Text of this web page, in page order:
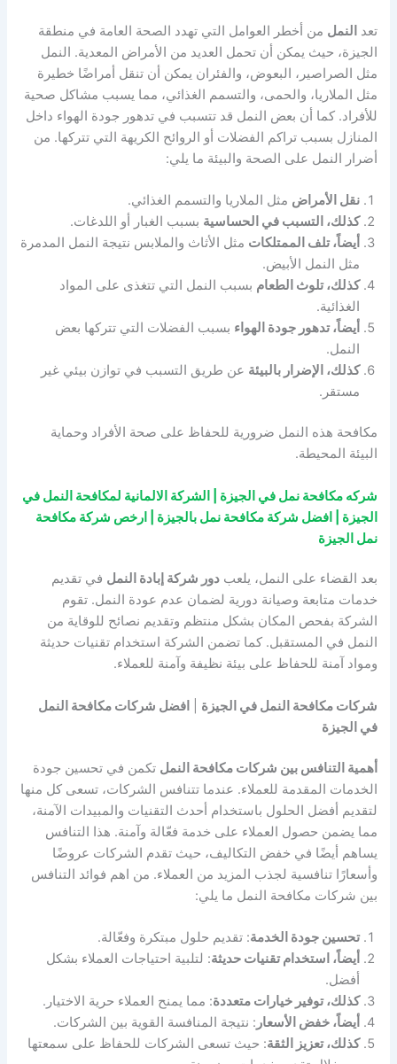
تعد النمل من أخطر العوامل التي تهدد الصحة العامة في منطقة
الجيزة، حيث يمكن أن تحمل العديد من الأمراض المعدية. النمل
مثل الصراصير، البعوض، والفئران يمكن أن تنقل أمراضًا خطيرة
مثل الملاريا، والحمى، والتسمم الغذائي، مما يسبب مشاكل صحية
للأفراد. كما أن بعض النمل قد تتسبب في تدهور جودة الهواء داخل
المنازل بسبب تراكم الفضلات أو الروائح الكريهة التي تتركها. من
أضرار النمل على الصحة والبيئة ما يلي:
نقل الأمراض مثل الملاريا والتسمم الغذائي.
كذلك، التسبب في الحساسية بسبب الغبار أو اللدغات.
أيضاً، تلف الممتلكات مثل الأثاث والملابس نتيجة النمل المدمرة
مثل النمل الأبيض.
كذلك، تلوث الطعام بسبب النمل التي تتغذى على المواد
الغذائية.
أيضاً، تدهور جودة الهواء بسبب الفضلات التي تتركها بعض
النمل.
كذلك، الإضرار بالبيئة عن طريق التسبب في توازن بيئي غير
مستقر.
مكافحة هذه النمل ضرورية للحفاظ على صحة الأفراد وحماية
البيئة المحيطة.
شركه مكافحة نمل في الجيزة | الشركة الالمانية لمكافحة النمل في
الجيزة | افضل شركة مكافحة نمل بالجيزة | ارخص شركة مكافحة
نمل الجيزة
بعد القضاء على النمل، يلعبدور شركة إبادة النمل في تقديم
خدمات متابعة وصيانة دورية لضمان عدم عودة النمل. تقوم
الشركة بفحص المكان بشكل منتظم وتقديم نصائح للوقاية من
النمل في المستقبل. كما تضمن الشركة استخدام تقنيات حديثة
ومواد آمنة للحفاظ على بيئة نظيفة وآمنة للعملاء.
شركات مكافحة النمل في الجيزة
افضل شركات مكافحة النمل
في الجيزة
أهمية التنافس بين شركات مكافحة النمل تكمن في تحسين جودة
الخدمات المقدمة للعملاء. عندما تتنافس الشركات، تسعى كل منها
لتقديم أفضل الحلول باستخدام أحدث التقنيات والمبيدات الآمنة،
مما يضمن حصول العملاء على خدمة فعّالة وآمنة. هذا التنافس
يساهم أيضًا في خفض التكاليف، حيث تقدم الشركات عروضًا
وأسعارًا تنافسية لجذب المزيد من العملاء. من اهم فوائد التنافس
بين شركات مكافحة النمل ما يلي:
تحسين جودة الخدمة: تقديم حلول مبتكرة وفعّالة.
أيضاً، استخدام تقنيات حديثة: لتلبية احتياجات العملاء بشكل
أفضل.
كذلك، توفير خيارات متعددة: مما يمنح العملاء حرية الاختيار.
أيضاً، خفض الأسعار : نتيجة المنافسة القوية بين الشركات.
كذلك، تعزيز الثقة: حيث تسعى الشركات للحفاظ على سمعتها